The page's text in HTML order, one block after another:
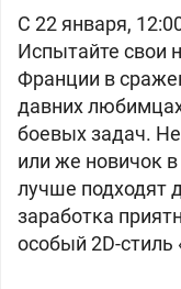
С 22 января,
Испытайте свои
Франции в
давних
боевых задач.
или же новичок
лучше подходят
заработка
особый 2D-